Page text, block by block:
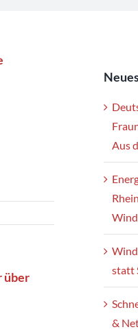
über
Aus
statt
&